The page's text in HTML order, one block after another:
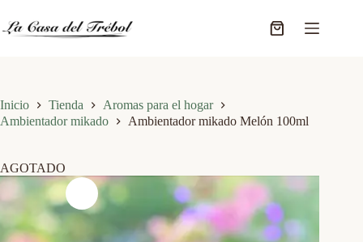
contenido
Carro
Inicio Tienda
Aromas para el hogar
Ambientador mikado
Ambientador mikado Melón 100ml
AGOTADO